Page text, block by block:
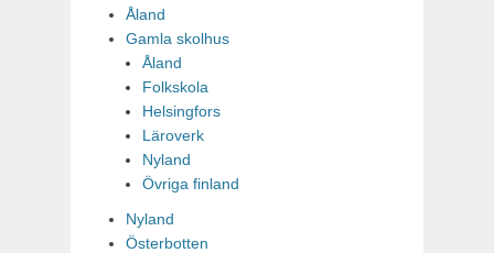
Åland
Gamla skolhus
Åland
Folkskola
Helsingfors
Läroverk
Nyland
Övriga finland
Nyland
Österbotten